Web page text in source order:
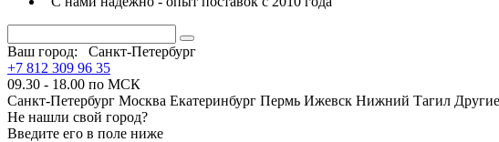
Ваш город:
Санкт-Петербург
+7 812 309 96 35
09.30 - 18.00 по МСК
Санкт-Петербург Москва Екатеринбург Пермь Ижевск Нижний Тагил
Не нашли свой город?
Введите его в поле ниже